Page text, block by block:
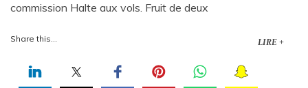
commission Halte aux vols. Fruit de deux
Share this... LIRE +